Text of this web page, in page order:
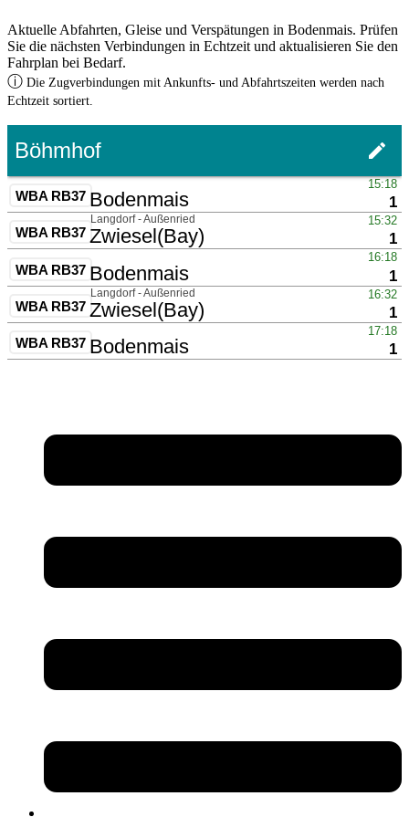
Aktuelle Abfahrten, Gleise und Verspätungen in Bodenmais. Prüfen
Sie die nächsten Verbindungen in Echtzeit und aktualisieren Sie den
Fahrplan bei Bedarf.
ⓘ Die Zugverbindungen mit Ankunfts- und Abfahrtszeiten werden nach
Echtzeit sortiert.